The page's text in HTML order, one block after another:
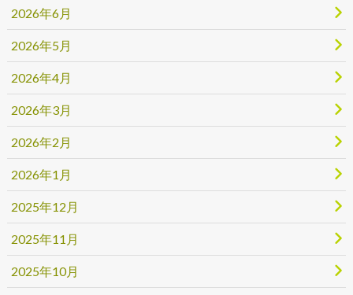
2026年6月
2026年5月
2026年4月
2026年3月
2026年2月
2026年1月
2025年12月
2025年11月
2025年10月